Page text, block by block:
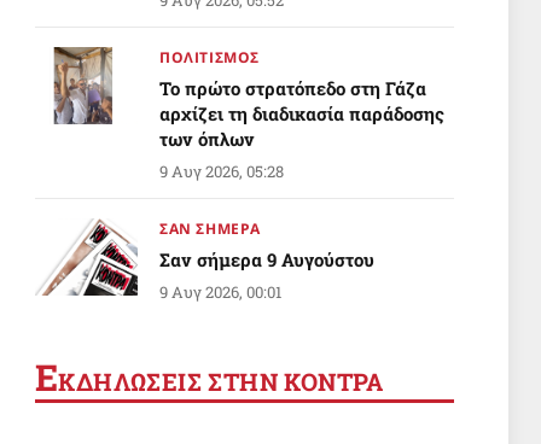
ΠΟΛΙΤΙΣΜΟΣ
Το πρώτο στρατόπεδο στη Γάζα
αρχίζει τη διαδικασία παράδοσης
των όπλων
9 Αυγ 2026, 05:28
ΣΑΝ ΣΗΜΕΡΑ
Σαν σήμερα 9 Αυγούστου
9 Αυγ 2026, 00:01
Χωρίς αξονικό τομογράφο το
Αττικόν!
ΕΚΔΗΛΩΣΕΙΣ ΣΤΗΝ ΚΟΝΤΡΑ